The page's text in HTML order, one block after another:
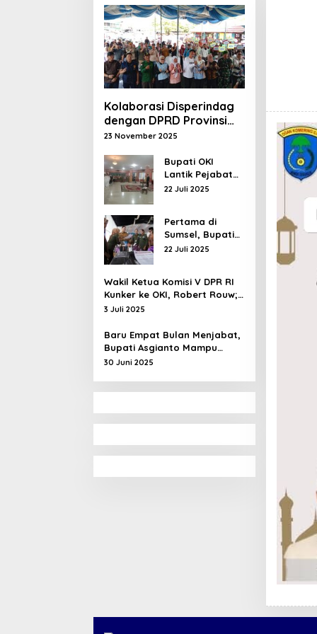
Kolaborasi Disperindag
dengan DPRD Provinsi
Dwi Septaria ,S.E Gelar
murah,Bupati Asgianto,
S.T berikan Apresiasi
23 November 2025
Bupati OKI
Lantik Pejabat
Administrasi dan
22 Juli 2025
Pertama di
Sumsel, Bupati
OKI Hadirkan
Kecamatan
22 Juli 2025
Wakil Ketua Komisi V DPR RI
Kunker ke OKI, Robert Rouw;
Pemenuhan SPM Tidak Bisa di
3 Juli 2025
Baru Empat Bulan Menjabat,
Bupati Asgianto Mampu
Membawa Pulang Dana
30 Juni 2025